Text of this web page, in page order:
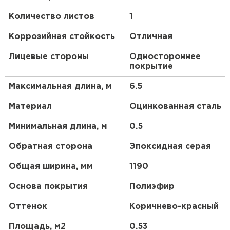
нагрузкам. Дополнительно в состав покрытия
включены микрочастицы циркония и алюминия. Их
функция — создавать защитную оболочку, которая
предупреждает выцветание пигмента под
действием ультрафиолета. Кровля с покрытием
PURMAN® не потеряет свой внешний вид даже
при температуре 120 °С. Широкая цветовая
позволит создать по-настоящему авторский
дизайн. Мы уверены в качестве своей продукции
и готовы предоставить письменную гарантию на
PURMAN
Преимущества:
Вы можете выбрать оттенок стальной
черепицы, который будет оптимальным для
вашего объекта строительства.
Прочная основа из стали, защищающая
Количество листов 1
Коррозийная стойкость Отличная
Лицевые стороны
Одностороннее
покрытие
Максимальная длина, м 6.5
Материал Оцинкованная сталь
Минимальная длина, м 0.5
Обратная сторона Эпоксидная серая
Общая ширина, мм 1190
Основа покрытия Полиэфир
Оттенок Коричнево-красный
Площадь, м2 0.53